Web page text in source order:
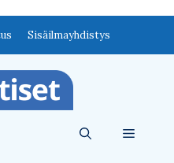
Sisäilmayhdistys
Valikko